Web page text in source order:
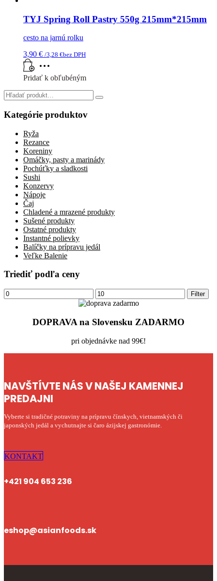
TYJ Spring Roll Pastry 550g 215mm*215mm
cesto na jarnú rolku
3,90 € /3,28 €bez DPH
Pridať k obľubéným
Search
for:
Kategórie produktov
Ryža
Rezance
Koreniny
Omáčky, pasty a marinády
Pochúťky a sladkosti
Sushi
Konzervy
Nápoje
Čaj
Chladené a mrazené produkty
Sušené produkty
Ostatné produkty
Instantné polievky
Balíčky na prípravu jedál
Veľke Balenie
Triediť podľa ceny
Minimálna
cena
Maximálna
cena
Filter
DOPRAVA na Slovensku ZADARMO
pri objednávke nad 99€!
NAVŠTÍVTE NÁS V NAŠEJ KAMENNEJ
PREDAJNI
Vyberte si tradičné potraviny na prípravu čínskych, vietnamských či
japonských jedál a vychutnajte si čaro ázijskej gastronómie.
KONTAKT
+421 904 653 236
eshop@asianfoods.sk